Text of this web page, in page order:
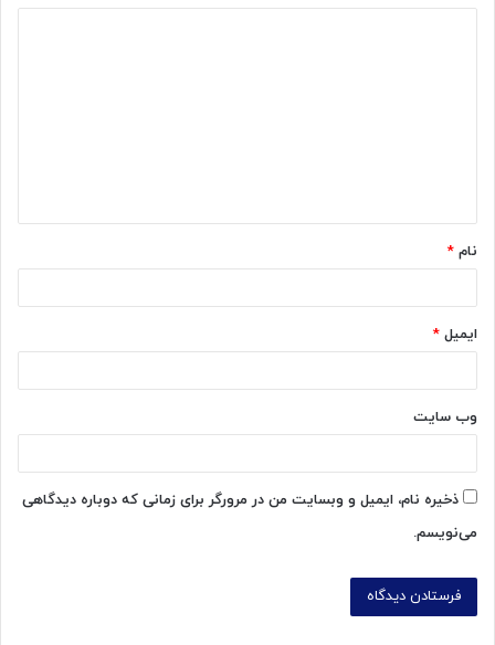
*
نام *
ایمیل *
وب‌ سایت
ذخیره نام، ایمیل و وبسایت من در مرورگر برای زمانی که دوباره دیدگاهی
می‌نویسم.